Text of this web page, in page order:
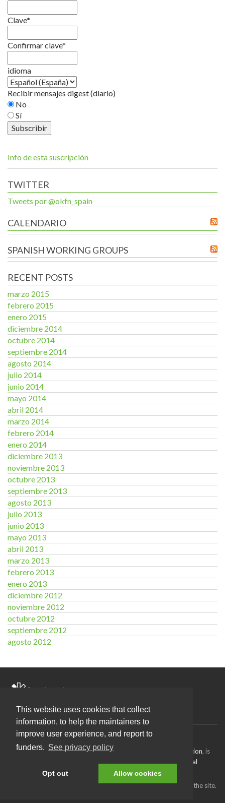
This website uses cookies that collect
information, to help the maintainers to
improve user experience, and report to
funders. See privacy policy
Opt out Allow cookies
Clave*
Confirmar clave*
idioma
Recibir mensajes digest (diario)
No
Sí
Info de esta suscripción
TWITTER
Tweets por @okfn_spain
CALENDARIO
SPANISH WORKING GROUPS
RECENT POSTS
marzo 2015
febrero 2015
enero 2015
diciembre 2014
octubre 2014
septiembre 2014
agosto 2014
julio 2014
junio 2014
mayo 2014
abril 2014
marzo 2014
febrero 2014
enero 2014
diciembre 2013
noviembre 2013
octubre 2013
septiembre 2013
agosto 2013
julio 2013
junio 2013
mayo 2013
abril 2013
marzo 2013
febrero 2013
enero 2013
diciembre 2012
noviembre 2012
octubre 2012
septiembre 2012
agosto 2012
Activities OKFN Spain
Source codeavailable under the MIT license.
Content on this site, made by
Open Knowledge Foundation, is
Creative Commons Attribution 4.0 International
for attributions of other work on the site.